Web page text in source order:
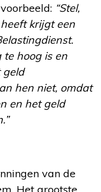
“Stel,
krijgt een
hoog is en
geld
hen niet, omdat
en het geld
van de
Het grootste